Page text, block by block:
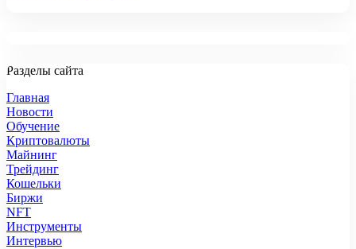
Разделы сайта
Главная
Новости
Обучение
Криптовалюты
Майнинг
Трейдинг
Кошельки
Биржи
NFT
Инструменты
Интервью